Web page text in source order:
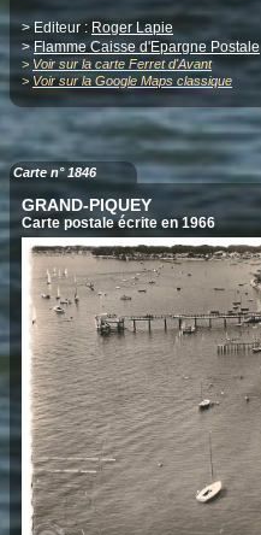
> Editeur : Roger Lapie
>Flamme Caisse d'Epargne Postale
> Voir sur la carte Ferret d'Avant
> Voir sur la Google Maps classique
Carte n° 1846
GRAND-PIQUEY
Carte postale écrite en 1966